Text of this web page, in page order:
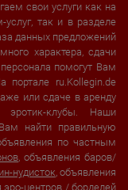
свои услуги как на
услуг, так и в разделе
данных предложений
характера, сдачи
помогут Вам
портале ru.Kollegin.de
или сдаче в аренду
клубы. Наши
найти правильную
по частным
, объявления баров/
нудисток, объявления
эро-центров / борделей